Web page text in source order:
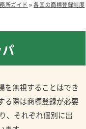
所ガイド »各国の商標登録制度
を無視することはでき
る際は商標登録が必要
、それぞれ個別に出